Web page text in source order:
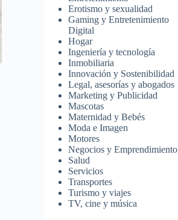
Erotismo y sexualidad
Gaming y Entretenimiento
Digital
Hogar
Ingeniería y tecnología
Inmobiliaria
Innovación y Sostenibilidad
Legal, asesorías y abogados
Marketing y Publicidad
Mascotas
Maternidad y Bebés
Moda e Imagen
Motores
Negocios y Emprendimiento
Salud
Servicios
Transportes
Turismo y viajes
TV, cine y música